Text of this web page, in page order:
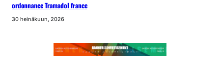
ordonnance Tramadol france
30 heinäkuun, 2026